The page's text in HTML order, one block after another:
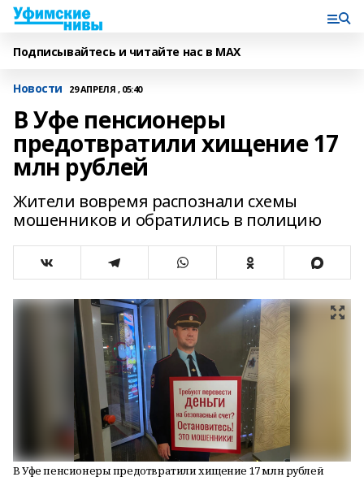
Подписывайтесь и читайте нас в MAX
Новости 29 АПРЕЛЯ , 05:40
В Уфе пенсионеры
предотвратили хищение 17
млн рублей
Жители вовремя распознали схемы
мошенников и обратились в полицию
В Уфе пенсионеры предотвратили хищение 17 млн рублей